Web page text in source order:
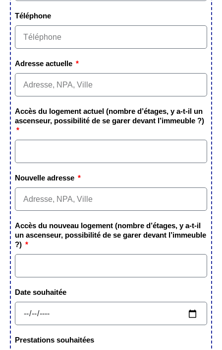
Téléphone
Adresse actuelle
Accès du logement actuel (nombre d’étages, y a-t-il un
ascenseur, possibilité de se garer devant l’immeuble ?)
Nouvelle adresse
Accès du nouveau logement (nombre d’étages, y a-t-il
un ascenseur, possibilité de se garer devant l’immeuble
?)
Date souhaitée
Prestations souhaitées